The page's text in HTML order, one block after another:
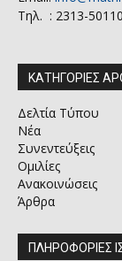
Τηλ. : 2313-
ΚΑΤΗΓΟΡΙΕΣ
Δελτία Τύπου
Νέα
Συνεντεύξεις
Ομιλίες
Ανακοινώσεις
Άρθρα
ΠΛΗΡΟΦΟΡΙΕΣ